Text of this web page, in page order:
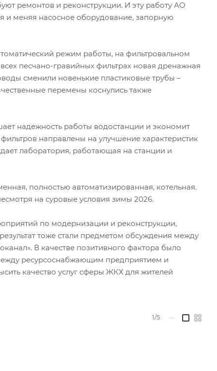
ремонтов и реконструкции. И эту работу АО
и меняя насосное оборудование, запорную
режим работы, на фильтровальном
песчано-гравийных фильтрах новая дренажная
сменили новенькие пластиковые трубы –
перемены коснулись также
надежность работы водостанции и экономит
направлены на улучшение характеристик
лаборатория, работающая на станции и
полностью автоматизированная, котельная.
на суровые условия зимы 2026.
по модернизации и реконструкции,
тоже стали предметом обсуждения между
В качестве позитивного фактора было
ресурсоснабжающим предприятием и
качество услуг сферы ЖКХ для жителей
1/5 —